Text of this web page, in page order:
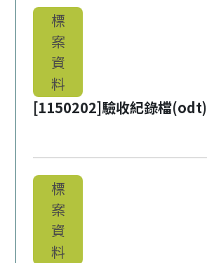
標
案
資
料
[1150202]驗收紀錄檔(odt)
標
案
資
料